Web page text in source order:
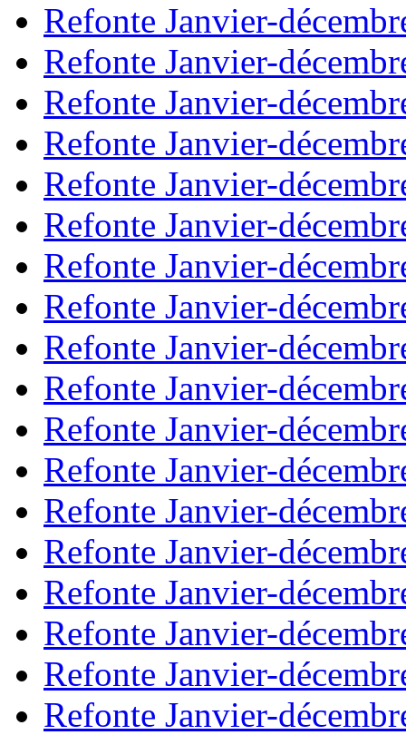
Refonte Janvier-
Refonte Janvier-
Refonte Janvier-
Refonte Janvier-
Refonte Janvier-
Refonte Janvier-
Refonte Janvier-
Refonte Janvier-
Refonte Janvier-
Refonte Janvier-
Refonte Janvier-
Refonte Janvier-
Refonte Janvier-
Refonte Janvier-
Refonte Janvier-
Refonte Janvier-
Refonte Janvier-
Refonte Janvier-